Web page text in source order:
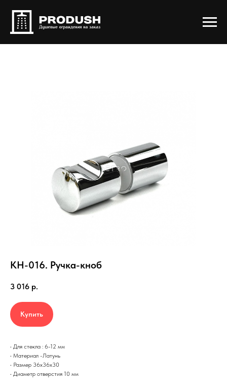
КН-016. Ручка-кноб
3 016 р.
Купить
• Для стекла : 6-12 мм
• Материал -Латунь
• Размер 36x36х30
• Диаметр отверстия 10 мм